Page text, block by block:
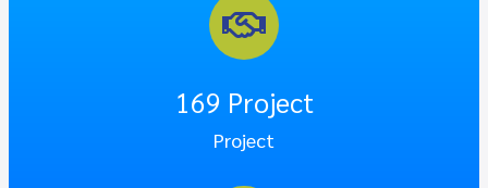
Project
169 Project